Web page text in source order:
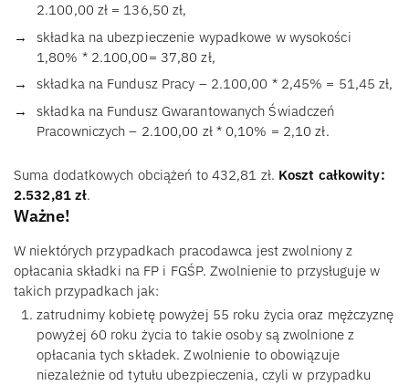
2.100,00 zł = 136,50 zł,
składka na ubezpieczenie wypadkowe w wysokości
1,80% * 2.100,00= 37,80 zł,
składka na Fundusz Pracy – 2.100,00 * 2,45% = 51,45 zł,
składka na Fundusz Gwarantowanych Świadczeń
Pracowniczych – 2.100,00 zł * 0,10% = 2,10 zł.
Suma dodatkowych obciążeń to 432,81 zł. Koszt całkowity:
2.532,81 zł.
Ważne!
W niektórych przypadkach pracodawca jest zwolniony z
opłacania składki na FP i FGŚP. Zwolnienie to przysługuje w
takich przypadkach jak:
zatrudnimy kobietę powyżej 55 roku życia oraz mężczyznę
powyżej 60 roku życia to takie osoby są zwolnione z
opłacania tych składek. Zwolnienie to obowiązuje
niezależnie od tytułu ubezpieczenia, czyli w przypadku